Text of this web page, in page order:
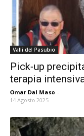
Valli del Pasubio
Pick-up
terapia
Omar Dal Maso -
14 Agosto 2025